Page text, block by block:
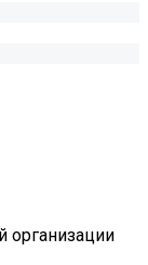
организации